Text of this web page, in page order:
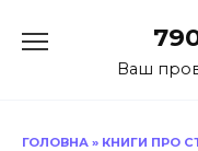
до
Ваш
ГОЛОВНА » КНИГИ ПРО